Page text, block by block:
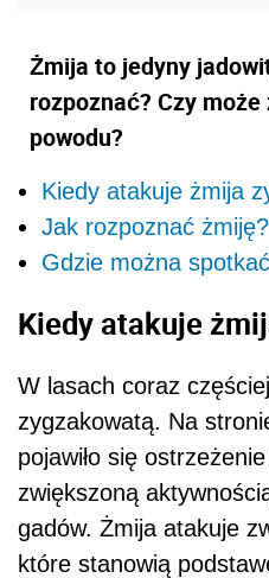
Żmija to jedyny
rozpoznać? Czy
powodu?
Kiedy atakuje żmija
Jak rozpoznać żmiję?
Gdzie można
Kiedy atakuje
W lasach coraz
zygzakowatą. Na
pojawiło się
zwiększoną
gadów. Żmija atakuje
które stanowią